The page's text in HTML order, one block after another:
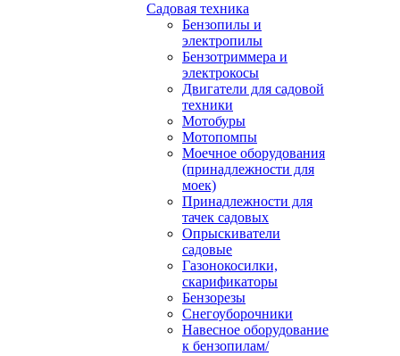
Садовая техника
Бензопилы и
электропилы
Бензотриммера и
электрокосы
Двигатели для садовой
техники
Мотобуры
Мотопомпы
Моечное оборудования
(принадлежности для
моек)
Принадлежности для
тачек садовых
Опрыскиватели
садовые
Газонокосилки,
скарификаторы
Бензорезы
Снегоуборочники
Навесное оборудование
к бензопилам/